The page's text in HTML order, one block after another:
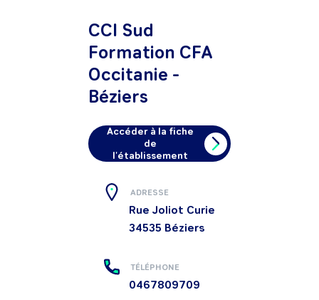
CCI Sud
Formation CFA
Occitanie -
Béziers
Accéder à la fiche
de
l'établissement
ADRESSE
Rue Joliot Curie
34535 Béziers
TÉLÉPHONE
0467809709